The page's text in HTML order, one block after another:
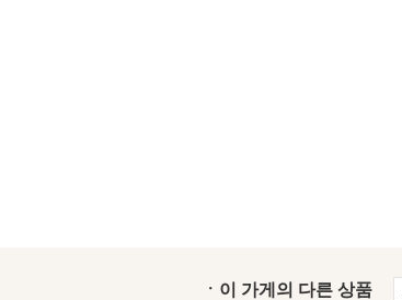
ㆍ이 가게의 다른 상품